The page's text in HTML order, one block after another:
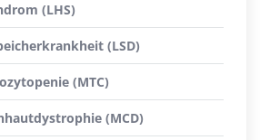
(LHS)
(LSD)
(MTC)
(MCD)